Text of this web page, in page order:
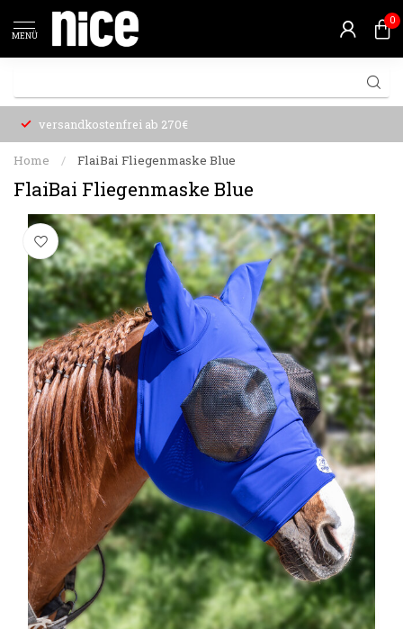
MENÜ
0
versandkostenfrei ab 270€
Home / FlaiBai Fliegenmaske Blue
FlaiBai Fliegenmaske Blue